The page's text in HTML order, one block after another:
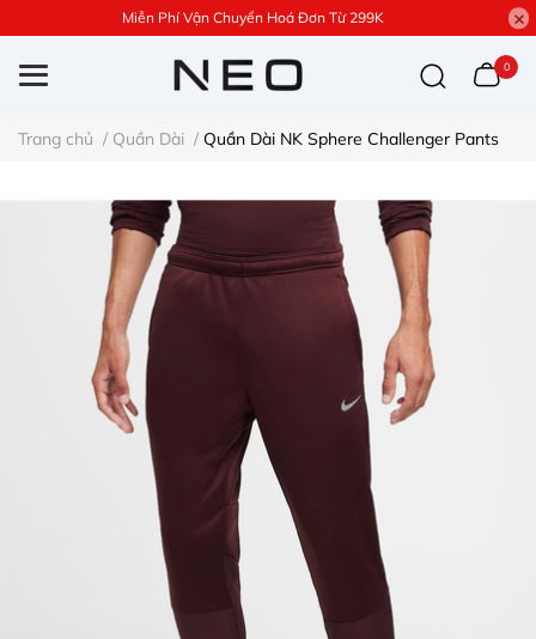
Miễn Phí Vận Chuyển Hoá Đơn Từ 299K
0
Trang chủ / Quần Dài / Quần Dài NK Sphere Challenger Pants